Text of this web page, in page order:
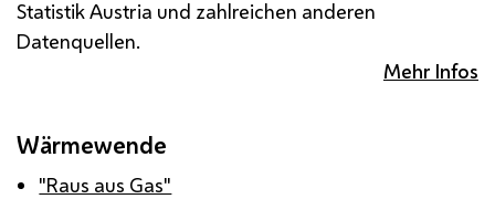
Statistik Austria und zahlreichen anderen
Datenquellen.
Mehr Infos
Wärmewende
"Raus aus Gas"